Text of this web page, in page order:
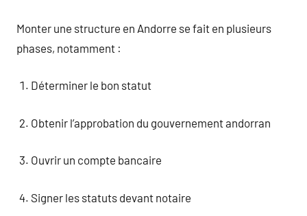
Monter une structure en Andorre se fait en plusieurs
phases, notamment :
Déterminer le bon statut
Obtenir l’approbation du gouvernement andorran
Ouvrir un compte bancaire
Signer les statuts devant notaire